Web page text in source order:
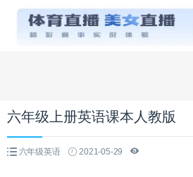
六年级上册英语课本人教版
六年级英语 2021-05-29